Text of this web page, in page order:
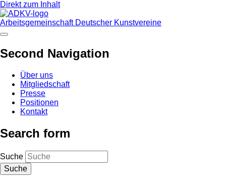
Direkt zum Inhalt
Arbeitsgemeinschaft Deutscher Kunstvereine
Second Navigation
Über uns
Mitgliedschaft
Presse
Positionen
Kontakt
Search form
Suche